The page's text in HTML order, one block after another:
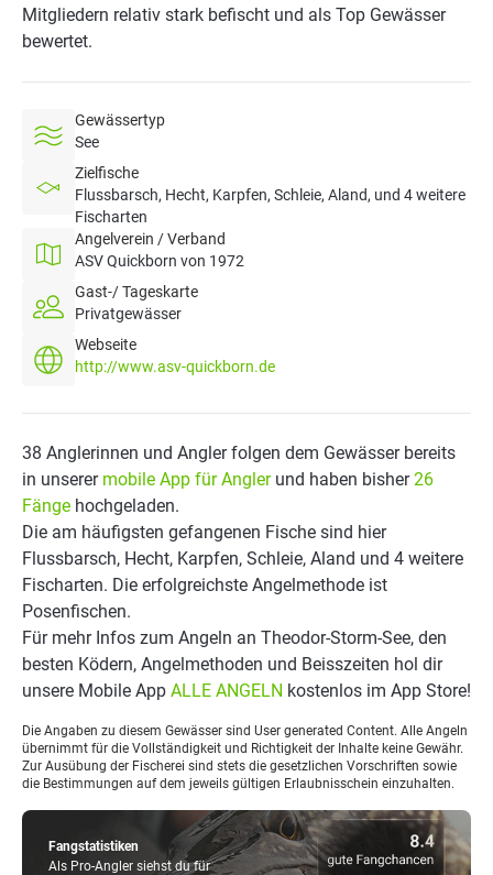
Mitgliedern relativ stark befischt und als Top Gewässer
bewertet.
Gewässertyp
See
Zielfische
Flussbarsch, Hecht, Karpfen, Schleie, Aland, und 4 weitere
Fischarten
Angelverein / Verband
ASV Quickborn von 1972
Gast-/ Tageskarte
Privatgewässer
Webseite
http://www.asv-quickborn.de
Fangstatistiken
Als Pro-Angler siehst du für
38 Anglerinnen und Angler folgen dem Gewässer bereits
in unserer mobile App für Anglerund haben bisher26
Fänge hochgeladen.
Die am häufigsten gefangenen Fische sind hier
Flussbarsch, Hecht, Karpfen, Schleie, Aland und 4 weitere
Fischarten. Die erfolgreichste Angelmethode ist
Posenfischen.
Für mehr Infos zum Angeln an Theodor-Storm-See, den
besten Ködern, Angelmethoden und Beisszeiten hol dir
unsere Mobile App ALLE ANGELN kostenlos im App Store!
Die Angaben zu diesem Gewässer sind User generated Content. Alle Angeln
übernimmt für die Vollständigkeit und Richtigkeit der Inhalte keine Gewähr.
Zur Ausübung der Fischerei sind stets die gesetzlichen Vorschriften sowie
die Bestimmungen auf dem jeweils gültigen Erlaubnisschein einzuhalten.